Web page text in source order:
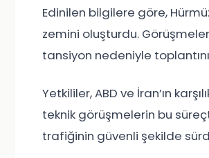
Edinilen bilgilere göre,
zemini oluşturdu.
tansiyon nedeniyle
Yetkililer, ABD ve İran’ın
teknik görüşmelerin bu
trafiğinin güvenli şekilde